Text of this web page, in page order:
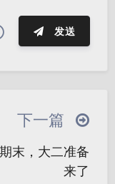
Serif
发送
ノ
下一篇
末，大二准备
来了